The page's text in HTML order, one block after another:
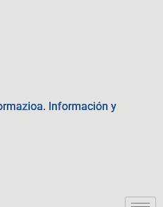
Información y